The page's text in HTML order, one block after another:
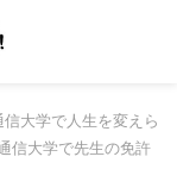
大学で人生を変えら
信大学で先生の免許